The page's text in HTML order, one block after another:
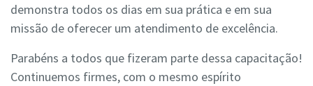
demonstra todos os dias em sua prática e em sua
missão de oferecer um atendimento de excelência.
Parabéns a todos que fizeram parte dessa capacitação!
Continuemos firmes, com o mesmo espírito